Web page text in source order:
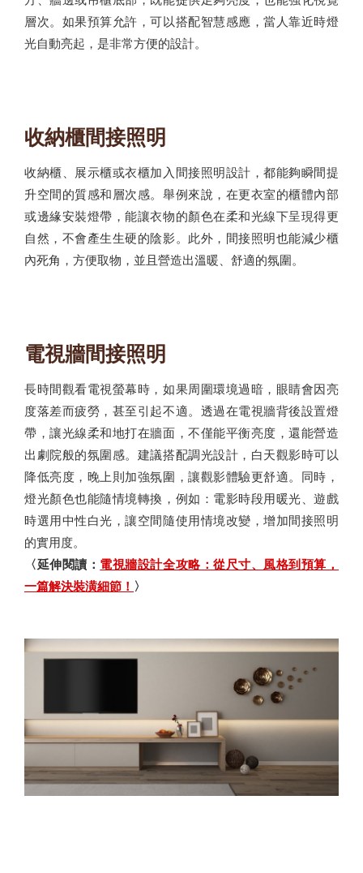
層次。如果預算允許，可以搭配智慧感應，當人靠近時燈
光自動亮起，是非常方便的設計。
收納櫃間接照明
收納櫃、展示櫃或衣櫃加入間接照明設計，都能夠瞬間提
升空間的質感和層次感。舉例來說，在更衣室的櫃體內部
或邊緣安裝燈帶，能讓衣物的顏色在柔和光線下呈現得更
自然，不會產生生硬的陰影。此外，間接照明也能減少櫃
內死角，方便取物，並且營造出溫暖、舒適的氛圍。
電視牆間接照明
長時間觀看電視螢幕時，如果周圍環境過暗，眼睛會因亮
度落差而疲勞，甚至引起不適。透過在電視牆背後設置燈
帶，讓光線柔和地打在牆面，不僅能平衡亮度，還能營造
出劇院般的氛圍感。建議搭配調光設計，白天觀影時可以
降低亮度，晚上則加強氛圍，讓觀影體驗更舒適。同時，
燈光顏色也能隨情境轉換，例如：電影時段用暖光、遊戲
時選用中性白光，讓空間隨使用情境改變，增加間接照明
的實用度。
〈延伸閱讀： 電視牆設計全攻略：從尺寸、風格到預算，
一篇解決裝潢細節！ 〉